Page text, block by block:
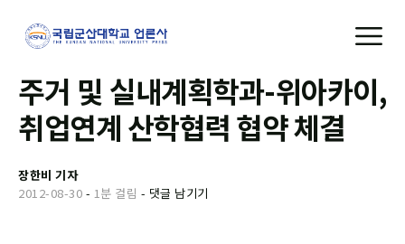
주거 및 실내계획학과-위아카이,
취업연계 산학협력 협약 체결
장한비 기자
2012-08-30 - 1분 걸림 - 댓글 남기기